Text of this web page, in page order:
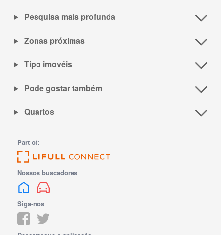
Pesquisa mais profunda
Zonas próximas
Tipo imovéis
Pode gostar também
Quartos
Part of:
Nossos buscadores
Siga-nos